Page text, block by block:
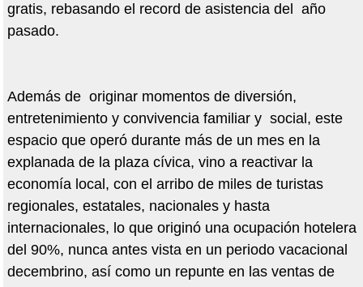
gratis, rebasando el record de asistencia del año
pasado.
Además de originar momentos de diversión,
entretenimiento y convivencia familiar y social, este
espacio que operó durante más de un mes en la
explanada de la plaza cívica, vino a reactivar la
economía local, con el arribo de miles de turistas
regionales, estatales, nacionales y hasta
internacionales, lo que originó una ocupación hotelera
del 90%, nunca antes vista en un periodo vacacional
decembrino, así como un repunte en las ventas de